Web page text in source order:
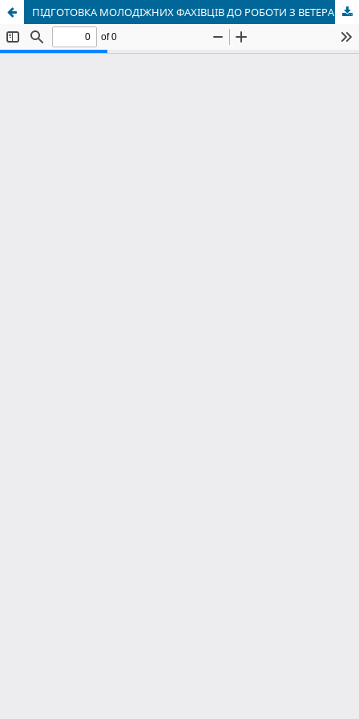
ПІДГОТОВКА МОЛОДІЖНИХ ФАХІВЦІВ ДО РОБОТИ З ВЕТЕРАНАМИ: ТЕОРЕТИЧНЕ ОБҐРУНТУВАННЯ ТА АНАЛІЗ ВІТЧИЗНЯНОГО ДОСВІДУ СПЕЦІАЛІЗОВАНОГО НАВЧАННЯ